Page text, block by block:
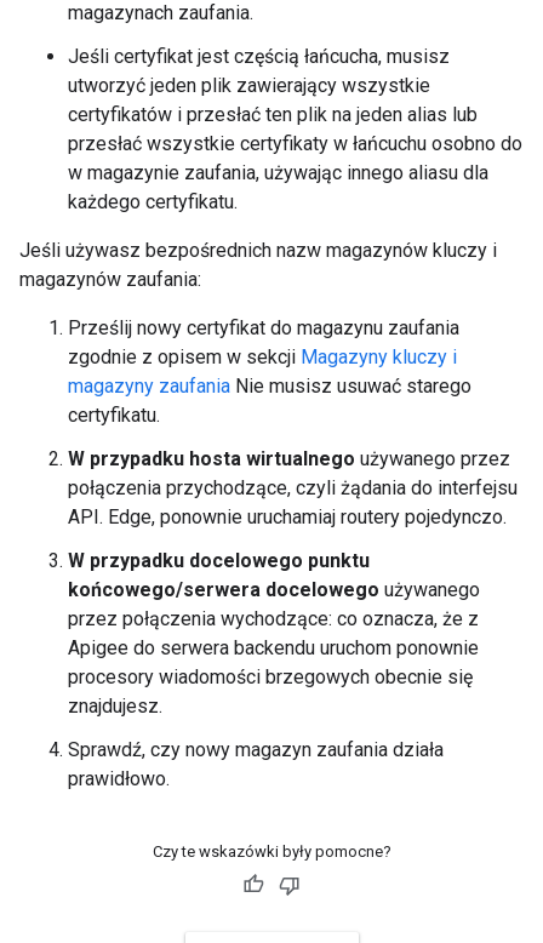
magazynach zaufania.
Jeśli certyfikat jest częścią łańcucha, musisz
utworzyć jeden plik zawierający wszystkie
certyfikatów i przesłać ten plik na jeden alias lub
przesłać wszystkie certyfikaty w łańcuchu osobno do
w magazynie zaufania, używając innego aliasu dla
każdego certyfikatu.
Jeśli używasz bezpośrednich nazw magazynów kluczy i
magazynów zaufania:
Prześlij nowy certyfikat do magazynu zaufania
zgodnie z opisem w sekcji Magazyny kluczy i
magazyny zaufania Nie musisz usuwać starego
certyfikatu.
W przypadku hosta wirtualnego używanego przez
połączenia przychodzące, czyli żądania do interfejsu
API. Edge, ponownie uruchamiaj routery pojedynczo.
W przypadku docelowego punktu
końcowego/serwera docelowego używanego
przez połączenia wychodzące: co oznacza, że z
Apigee do serwera backendu uruchom ponownie
procesory wiadomości brzegowych obecnie się
znajdujesz.
Sprawdź, czy nowy magazyn zaufania działa
prawidłowo.
Czy te wskazówki były pomocne?